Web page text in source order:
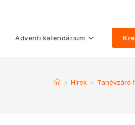
Adventi kalendárium
> Hírek > Tanévzáró